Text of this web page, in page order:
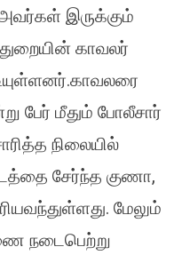
இருக்கும்
காவலர்
பேர் மீதும் போலீசார்
நிலையில்
சேர்ந்த குணா,
மேலும்
நடைபெற்று